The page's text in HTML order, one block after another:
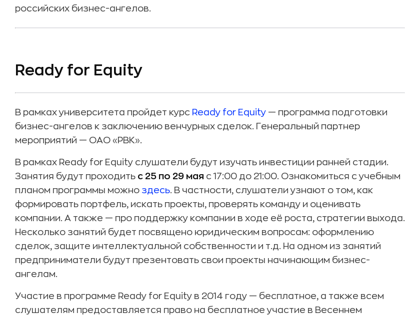
российских бизнес-ангелов.
Ready for Equity
В рамках университета пройдет курс Ready for Equity — программа подготовки
бизнес-ангелов к заключению венчурных сделок. Генеральный партнер
мероприятий — ОАО «РВК».
В рамках Ready for Equity слушатели будут изучать инвестиции ранней стадии.
Занятия будут проходить с 25 по 29 мая с 17:00 до 21:00. Ознакомиться с учебным
планом программы можно здесь. В частности, слушатели узнают о том, как
формировать портфель, искать проекты, проверять команду и оценивать
компании. А также — про поддержку компании в ходе её роста, стратегии выхода.
Несколько занятий будет посвящено юридическим вопросам: оформлению
сделок, защите интеллектуальной собственности и т.д. На одном из занятий
предприниматели будут презентовать свои проекты начинающим бизнес-
ангелам.
Участие в программе Ready for Equity в 2014 году — бесплатное, а также всем
слушателям предоставляется право на бесплатное участие в Весеннем